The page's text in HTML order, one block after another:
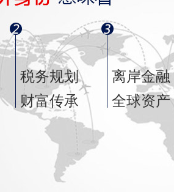
税务规划
财富传承
离岸金融
全球资产